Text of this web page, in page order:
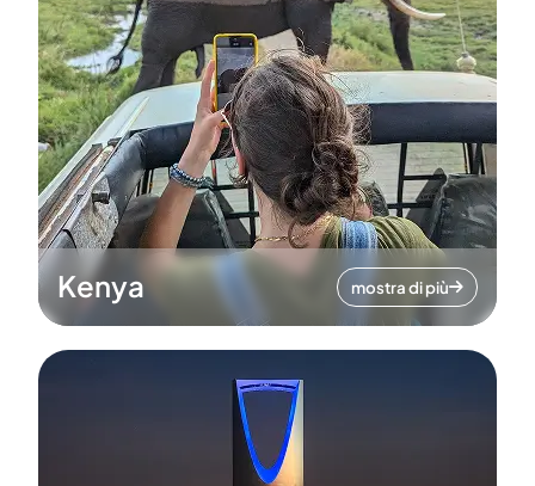
Kenya mostra di più